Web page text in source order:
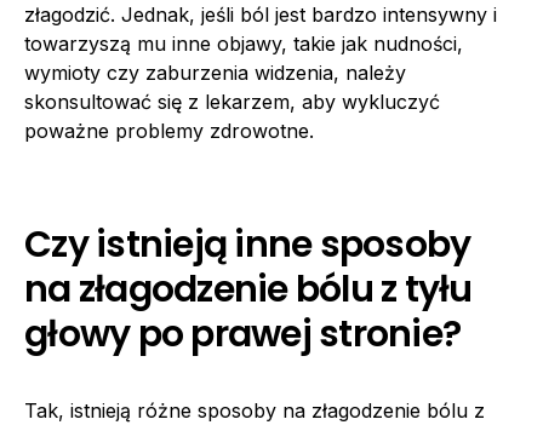
złagodzić. Jednak, jeśli ból jest bardzo intensywny i
towarzyszą mu inne objawy, takie jak nudności,
wymioty czy zaburzenia widzenia, należy
skonsultować się z lekarzem, aby wykluczyć
poważne problemy zdrowotne.
Czy istnieją inne sposoby
na złagodzenie bólu z tyłu
głowy po prawej stronie?
Tak, istnieją różne sposoby na złagodzenie bólu z